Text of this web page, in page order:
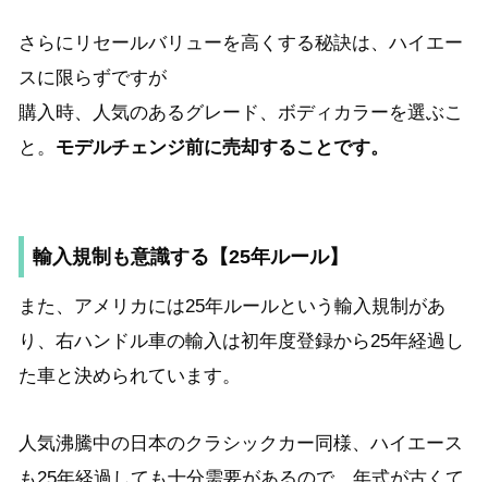
さらにリセールバリューを高くする秘訣は、ハイエー
スに限らずですが
購入時、人気のあるグレード、ボディカラーを選ぶこ
と。 モデルチェンジ前に売却することです。
輸入規制も意識する【25年ルール】
また、アメリカには25年ルールという輸入規制があ
り、右ハンドル車の輸入は初年度登録から25年経過し
た車と決められています。
人気沸騰中の日本のクラシックカー同様、ハイエース
も25年経過しても十分需要があるので、 年式が古くて